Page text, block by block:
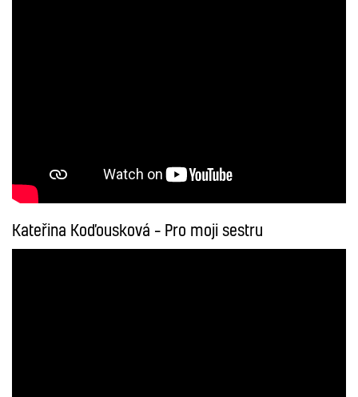
Kateřina Koďousková – Pro moji sestru